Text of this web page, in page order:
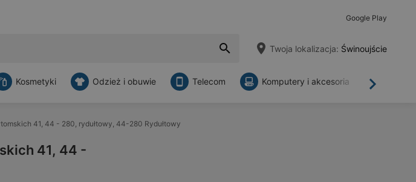
Google Play
Twoja lokalizacja: Świnoujście
Dalej
Kosmetyki Odzież i obuwie Telecom Komputery i akcesoria
41, 44 - 280, rydułtowy, 44-280 Rydułtowy
41, 44 -